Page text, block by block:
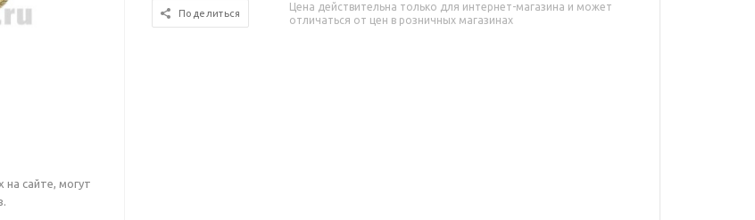
сайте, могут
Поделиться
Цена действительна только для интернет-магазина и может
отличаться от цен в розничных магазинах